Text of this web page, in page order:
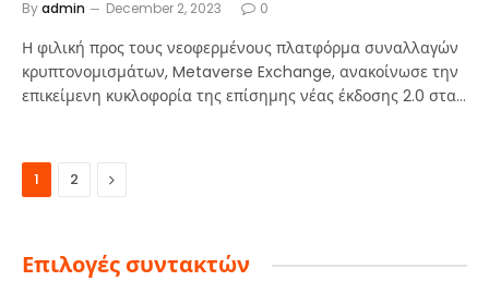
Byadmin December 2, 2023 0
Η φιλική προς τους νεοφερμένους πλατφόρμα συναλλαγών
κρυπτονομισμάτων, Metaverse Exchange, ανακοίνωσε την
επικείμενη κυκλοφορία της επίσημης νέας έκδοσης 2.0 στα…
1 2 Next
Επιλογές συντακτών